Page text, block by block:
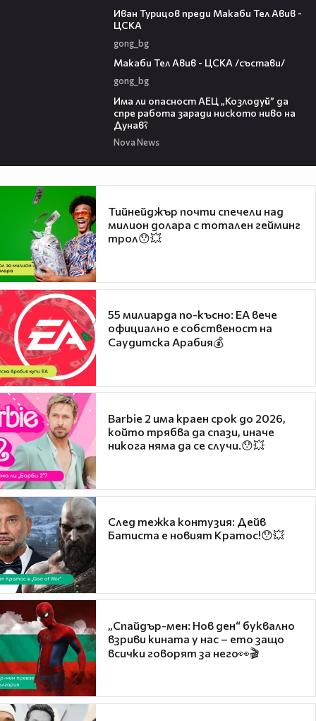
Иван Турицов преди Макаби Тел Авив -
ЦСКА
gong_bg
Макаби Тел Авив - ЦСКА /състави/
gong_bg
Има ли опасност АЕЦ „Козлодуй” да
спре работа заради ниското ниво на
Дунав?
Nova News
Тийнейджър почти спечели над
милион долара с тотален гейминг
трол😯💥
55 милиарда по-късно: EA вече
официално е собственост на
Саудитска Арабия💰
Barbie 2 има краен срок до 2026,
който трябва да спази, иначе
никога няма да се случи.😯💥
След тежка контузия: Дейв
Батиста е новият Кратос!😯💥
„Спайдър-мен: Нов ден“ буквално
взриви кината у нас – ето защо
всички говорят за него👀🎬